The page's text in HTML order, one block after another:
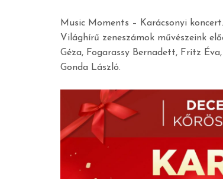
Music Moments – Karácsonyi koncert.
Világhírű zeneszámok művészeink
Géza, Fogarassy Bernadett, Fritz
Gonda László.